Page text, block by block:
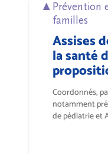
Prévention
familles
Assises
la santé
Coordonnés,
notamment
de pédiatrie et